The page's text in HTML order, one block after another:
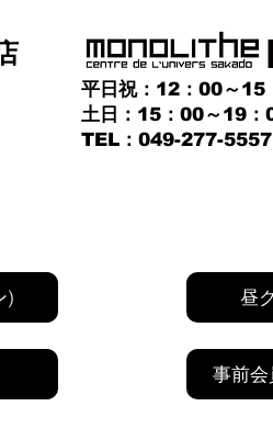
平日祝：12：00～15
土日：15：00～19：
TEL：049-277-5557
) 昼
事前